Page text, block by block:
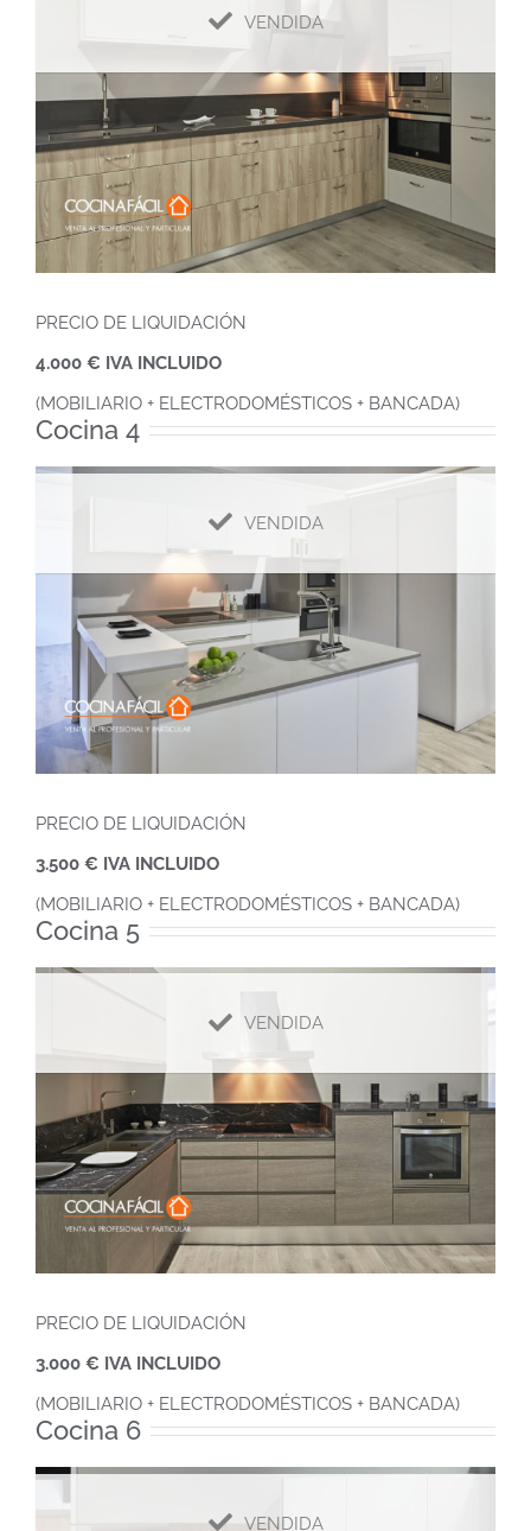
PRECIO DE LIQUIDACIÓN
3.500 € IVA INCLUIDO
(MOBILIARIO + ELECTRODOMÉSTICOS + BANCADA)
PRECIO DE LIQUIDACIÓN
4.000 € IVA INCLUIDO
(MOBILIARIO + ELECTRODOMÉSTICOS + BANCADA)
VENDIDA
Cocina 4
PRECIO DE LIQUIDACIÓN
3.500 € IVA INCLUIDO
(MOBILIARIO + ELECTRODOMÉSTICOS + BANCADA)
VENDIDA
Cocina 5
PRECIO DE LIQUIDACIÓN
3.000 € IVA INCLUIDO
(MOBILIARIO + ELECTRODOMÉSTICOS + BANCADA)
VENDIDA
Cocina 6
VENDIDA